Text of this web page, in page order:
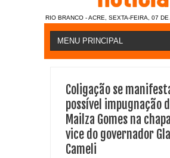
RIO BRANCO - ACRE, SEXTA-FEIRA, 07
Coligação se
possível impugnação
Mailza Gomes na
vice do governador
Cameli